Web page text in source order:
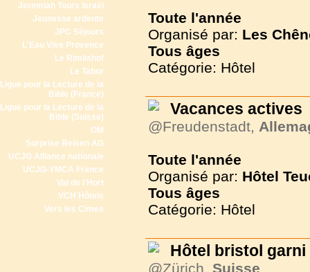
Jeremiah Tours Israël
Jeunesse ardente
JPC Séjours
L'Eau Vive Provence
Le Rimlishof
Le Tabor
Ligue pour la Lecture de la
Bible (France)
Ligue pour la Lecture de la
Bible (Suisse)
OM
Surprise Reisen AG
UCJG Alliance nationale
UCJG-YMCA France
Val de l'Hort
VCH Hôtels
Vers les Cimes
Toute l'année
Organisé par: Les
Tous âges
Catégorie: Hôtel
Vacances actives
@Freudenstadt,
Toute l'année
Organisé par: Hôtel
Tous âges
Catégorie: Hôtel
Hôtel bristol garni
@Zürich, Suisse